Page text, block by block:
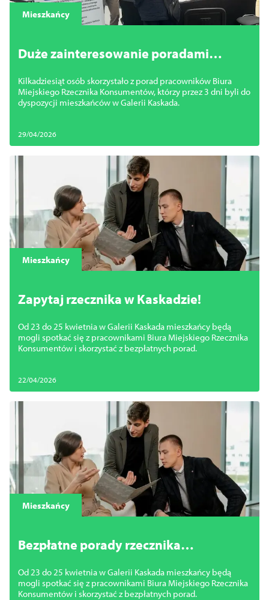
Mieszkańcy
Duże zainteresowanie poradami
Kilkadziesiąt osób skorzystało z porad pracowników Biura
Miejskiego Rzecznika Konsumentów, którzy przez 3 dni byli do
dyspozycji mieszkańców w Galerii Kaskada.
29/04/2026
Mieszkańcy
Zapytaj rzecznika w Kaskadzie!
Od 23 do 25 kwietnia w Galerii Kaskada mieszkańcy będą
mogli spotkać się z pracownikami Biura Miejskiego Rzecznika
Konsumentów i skorzystać z bezpłatnych porad.
22/04/2026
Mieszkańcy
Bezpłatne porady rzecznika
Od 23 do 25 kwietnia w Galerii Kaskada mieszkańcy będą
mogli spotkać się z pracownikami Biura Miejskiego Rzecznika
Konsumentów i skorzystać z bezpłatnych porad.